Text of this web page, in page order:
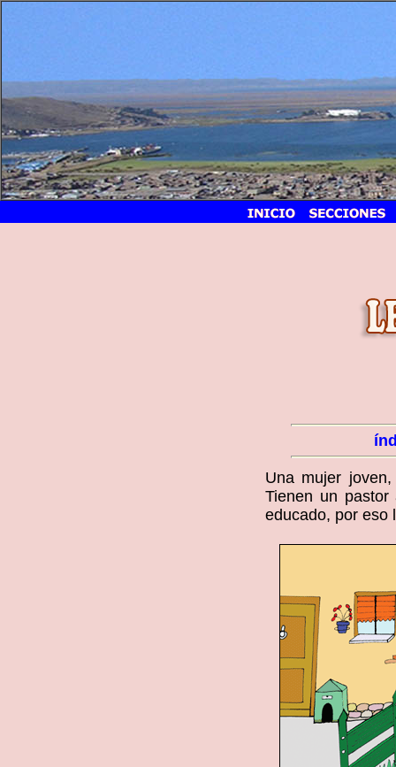
Una mujer
Tienen un
educado, por eso